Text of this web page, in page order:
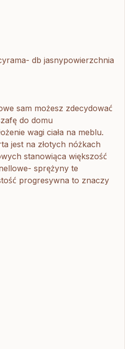
db jasnypowierzchnia
sam możesz zdecydować
do domu
wagi ciała na meblu.
jest na złotych nóżkach
stanowiąca większość
sprężyny te
progresywna to znaczy